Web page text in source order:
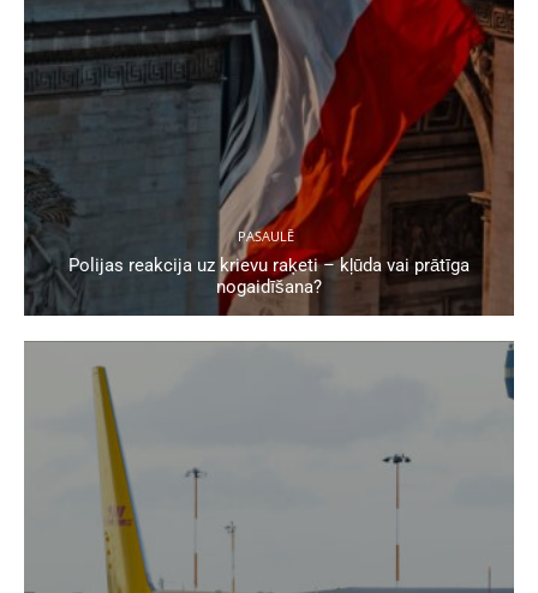
PASAULĒ
Polijas reakcija uz krievu raķeti – kļūda vai prātīga
nogaidīšana?